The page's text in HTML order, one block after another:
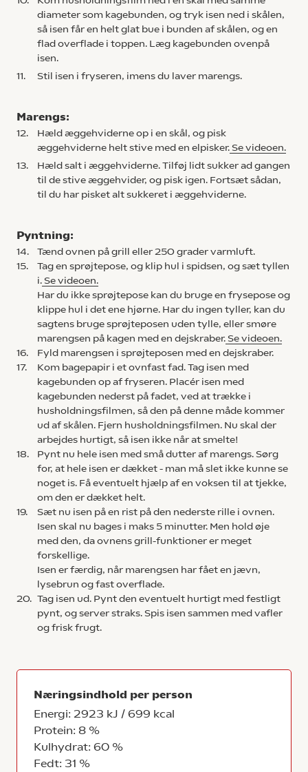
diameter som kagebunden, og tryk isen ned i skålen,
så isen får en helt glat bue i bunden af skålen, og en
flad overflade i toppen. Læg kagebunden ovenpå
isen.
11.
Stil isen i fryseren, imens du laver marengs.
Marengs:
12.
Hæld æggehviderne op i en skål, og pisk
æggehviderne helt stive med en elpisker. Se videoen.
13.
Hæld salt i æggehviderne. Tilføj lidt sukker ad gangen
til de stive æggehvider, og pisk igen. Fortsæt sådan,
til du har pisket alt sukkeret i æggehviderne.
Pyntning:
14.
Tænd ovnen på grill eller 250 grader varmluft.
15.
Tag en sprøjtepose, og klip hul i spidsen, og sæt tyllen
i. Se videoen.
Har du ikke sprøjtepose kan du bruge en frysepose og
klippe hul i det ene hjørne. Har du ingen tyller, kan du
sagtens bruge sprøjteposen uden tylle, eller smøre
marengsen på kagen med en dejskraber. Se videoen.
16.
Fyld marengsen i sprøjteposen med en dejskraber.
17.
Kom bagepapir i et ovnfast fad. Tag isen med
kagebunden op af fryseren. Placér isen med
kagebunden nederst på fadet, ved at trække i
husholdningsfilmen, så den på denne måde kommer
ud af skålen. Fjern husholdningsfilmen. Nu skal der
arbejdes hurtigt, så isen ikke når at smelte!
18.
Pynt nu hele isen med små dutter af marengs. Sørg
for, at hele isen er dækket - man må slet ikke kunne se
noget is. Få eventuelt hjælp af en voksen til at tjekke,
om den er dækket helt.
19.
Sæt nu isen på en rist på den nederste rille i ovnen.
Isen skal nu bages i maks 5 minutter. Men hold øje
med den, da ovnens grill-funktioner er meget
forskellige.
Isen er færdig, når marengsen har fået en jævn,
lysebrun og fast overflade.
20. Tag isen ud. Pynt den eventuelt hurtigt med festligt
pynt, og server straks. Spis isen sammen med vafler
og frisk frugt.
Næringsindhold per person
Energi: 2923 kJ / 699 kcal
Protein: 8 %
Kulhydrat: 60 %
Fedt: 31 %